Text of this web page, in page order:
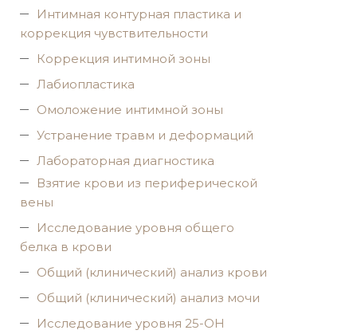
Интимная контурная пластика и
коррекция чувствительности
Коррекция интимной зоны
Лабиопластика
Омоложение интимной зоны
Устранение травм и деформаций
Лабораторная диагностика
Взятие крови из периферической
вены
Исследование уровня общего
белка в крови
Общий (клинический) анализ крови
Общий (клинический) анализ мочи
Исследование уровня 25-OH